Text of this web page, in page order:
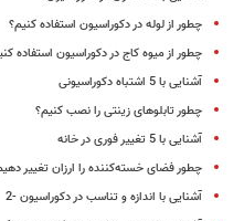
چطور از لوله در دکوراسیون استفاده کنیم؟
چطور از میوه کاج در دکوراسیون استفاده
آشنایی با 5 اشتباه دکوراسیونی
چطور تابلوهای زینتی را نصب کنیم؟
آشنایی با 5 تغییر فوری در خانه
چطور فضای خسته‌کننده را ارزان تغییر
آشنایی با اندازه و تناسب در دکوراسیون -2